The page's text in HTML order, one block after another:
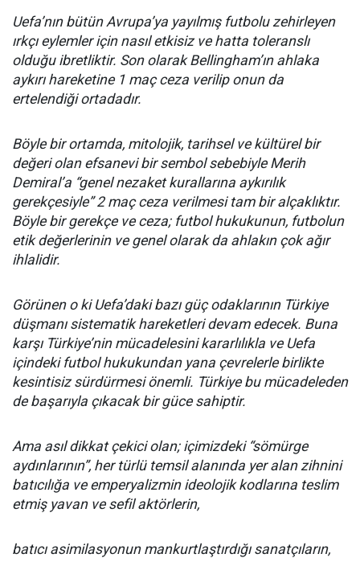
Uefa’nın bütün Avrupa’ya yayılmış futbolu zehirleyen
ırkçı eylemler için nasıl etkisiz ve hatta toleranslı
olduğu ibretliktir. Son olarak Bellingham’ın ahlaka
aykırı hareketine 1 maç ceza verilip onun da
ertelendiği ortadadır.
Böyle bir ortamda, mitolojik, tarihsel ve kültürel bir
değeri olan efsanevi bir sembol sebebiyle Merih
Demiral’a “genel nezaket kurallarına aykırılık
gerekçesiyle” 2 maç ceza verilmesi tam bir alçaklıktır.
Böyle bir gerekçe ve ceza; futbol hukukunun, futbolun
etik değerlerinin ve genel olarak da ahlakın çok ağır
ihlalidir.
Görünen o ki Uefa’daki bazı güç odaklarının Türkiye
düşmanı sistematik hareketleri devam edecek. Buna
karşı Türkiye’nin mücadelesini kararlılıkla ve Uefa
içindeki futbol hukukundan yana çevrelerle birlikte
kesintisiz sürdürmesi önemli. Türkiye bu mücadeleden
de başarıyla çıkacak bir güce sahiptir.
Ama asıl dikkat çekici olan; içimizdeki “sömürge
aydınlarının”, her türlü temsil alanında yer alan zihnini
batıcılığa ve emperyalizmin ideolojik kodlarına teslim
etmiş yavan ve sefil aktörlerin,
batıcı asimilasyonun mankurtlaştırdığı sanatçıların,